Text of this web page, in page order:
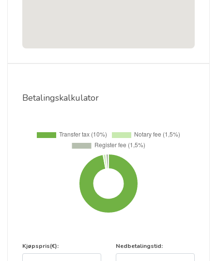
Betalingskalkulator
Kjøpspris(€): Nedbetalingstid: